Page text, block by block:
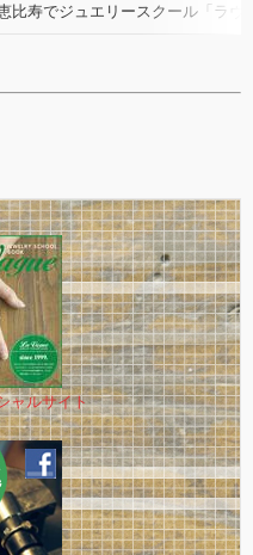
比寿でジュエリースクール「ラ
ャルサイト